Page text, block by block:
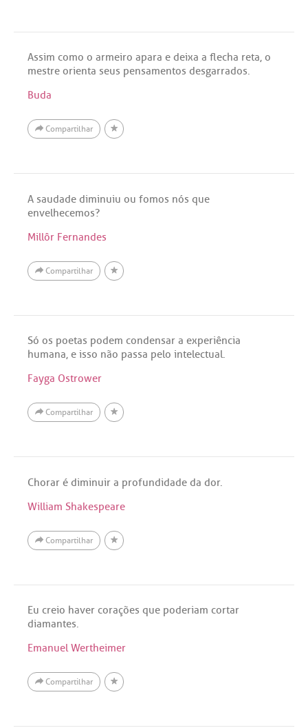
Assim como o armeiro apara e deixa a flecha reta, o
mestre orienta seus pensamentos desgarrados.
Buda
Compartilhar
A saudade diminuiu ou fomos nós que
envelhecemos?
Millôr Fernandes
Compartilhar
Só os poetas podem condensar a experiência
humana, e isso não passa pelo intelectual.
Fayga Ostrower
Compartilhar
Chorar é diminuir a profundidade da dor.
William Shakespeare
Compartilhar
Eu creio haver corações que poderiam cortar
diamantes.
Emanuel Wertheimer
Compartilhar